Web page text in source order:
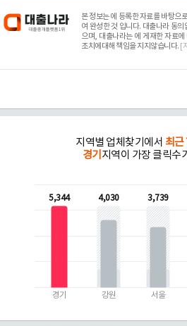
본 정보는에 등록한 자료를 바탕으
여 완성한 것 입니다. 대출나라 동
으며, 대출나라는 에 게재한 자료
조치에대해 책임을 지지않습니다. [
지역별 업체찾기에서 최근
경기 지역이 가장 클릭수
5,344
경기
4,030
강원
3,739
서울